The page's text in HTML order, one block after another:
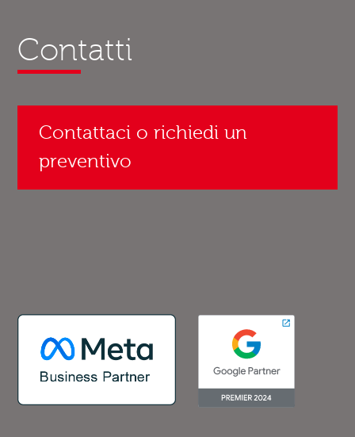
Contatti
Contattaci o richiedi un
preventivo